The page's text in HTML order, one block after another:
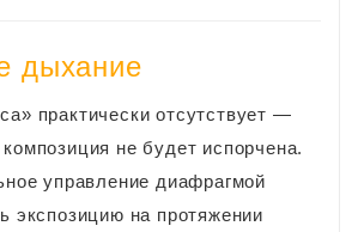
дыхание
практически отсутствует —
не будет испорчена.
управление диафрагмой
экспозицию на протяжении